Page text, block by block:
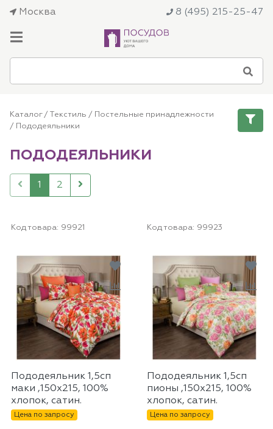
Москва 8 (495) 215-25-47
Каталог/ Текстиль / Постельные принадлежности
/ Пододеяльники
ПОДОДЕЯЛЬНИКИ
1 2
Код товара: 99921
Пододеяльник 1,5сп
маки ,150х215, 100%
хлопок, сатин.
Цена по запросу
Код товара: 99923
Пододеяльник 1,5сп
пионы ,150х215, 100%
хлопок, сатин.
Цена по запросу